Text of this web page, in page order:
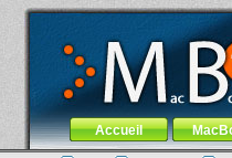
MacBook-fr.com : 100% Apple... 100%
Aller au contenu-Aller au menu
Menu général
Accueil